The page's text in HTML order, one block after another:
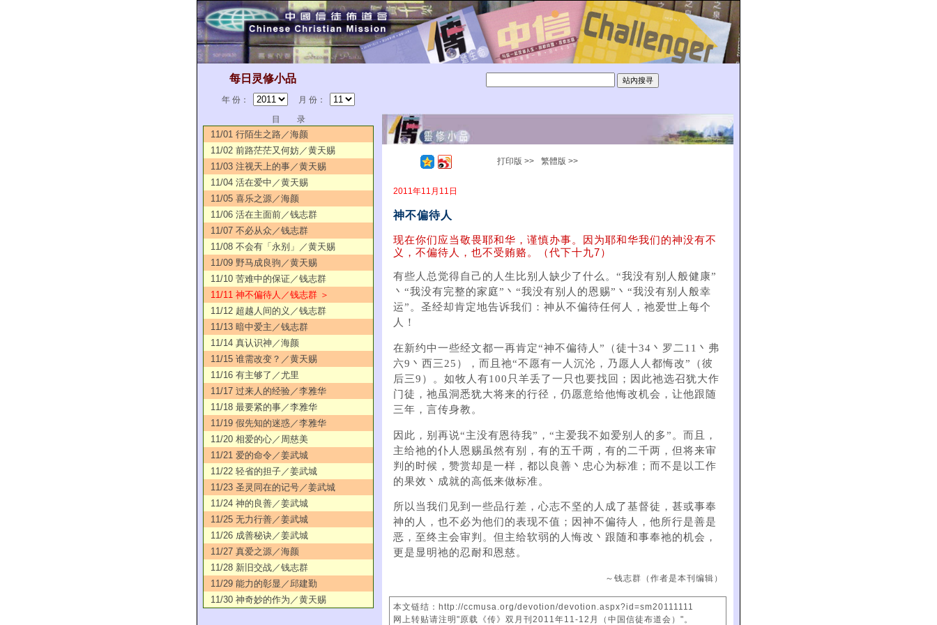
每日灵修小品
年 份：
月 份：
目 录
11/01 行陌生之路／海颜
11/02 前路茫茫又何妨／黄天赐
11/03 注视天上的事／黄天赐
11/04 活在爱中／黄天赐
11/05 喜乐之源／海颜
11/06 活在主面前／钱志群
11/07 不必从众／钱志群
11/08 不会有「永别」／黄天赐
11/09 野马成良驹／黄天赐
11/10 苦难中的保证／钱志群
11/11 神不偏待人／钱志群 ＞
11/12 超越人间的义／钱志群
11/13 暗中爱主／钱志群
11/14 真认识神／海颜
11/15 谁需改变？／黄天赐
11/16 有主够了／尤里
11/17 过来人的经验／李雅华
11/18 最要紧的事／李雅华
11/19 假先知的迷惑／李雅华
11/20 相爱的心／周慈美
11/21 爱的命令／姜武城
11/22 轻省的担子／姜武城
11/23 圣灵同在的记号／姜武城
11/24 神的良善／姜武城
11/25 无力行善／姜武城
11/26 成善秘诀／姜武城
11/27 真爱之源／海颜
11/28 新旧交战／钱志群
11/29 能力的彰显／邱建勤
11/30 神奇妙的作为／黄天赐
打印版 >> 繁體版 >>
2011年11月11日
神不偏待人
现在你们应当敬畏耶和华，谨慎办事。因为耶和华我们的神没有不
义，不偏待人，也不受贿赂。（代下十九7）
有些人总觉得自己的人生比别人缺少了什么。“我没有别人般健康”
丶“我没有完整的家庭”丶“我没有别人的恩赐”丶“我没有别人般幸
运”。圣经却肯定地告诉我们：神从不偏待任何人，祂爱世上每个
人！
在新约中一些经文都一再肯定“神不偏待人”（徒十34丶罗二11丶弗
六9丶西三25），而且祂“不愿有一人沉沦，乃愿人人都悔改”（彼
后三9）。如牧人有100只羊丢了一只也要找回；因此祂选召犹大作
门徒，祂虽洞悉犹大将来的行径，仍愿意给他悔改机会，让他跟随
三年，言传身教。
因此，别再说“主没有恩待我”，“主爱我不如爱别人的多”。而且，
主给祂的仆人恩赐虽然有别，有的五千两，有的二千两，但将来审
判的时候，赞赏却是一样，都以良善丶忠心为标准；而不是以工作
的果效丶成就的高低来做标准。
所以当我们见到一些品行差，心志不坚的人成了基督徒，甚或事奉
神的人，也不必为他们的表现不值；因神不偏待人，他所行是善是
恶，至终主会审判。但主给软弱的人悔改丶跟随和事奉祂的机会，
更是显明祂的忍耐和恩慈。
～钱志群（作者是本刊编辑）
本文链结：http://ccmusa.org/devotion/devotion.aspx?id=sm20111111
网上转贴请注明"原载《传》双月刊2011年11-12月（中国信徒布道会）"。